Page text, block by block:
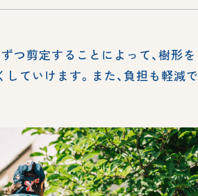
つ剪定することによって、樹形を
ていけます。また、負担も軽減